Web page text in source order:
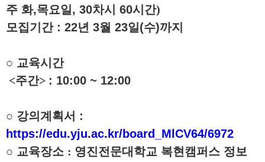
주 화,목요일, 30차시 60시간)
모집기간 : 22년 3월 23일(수)까지
○ 교육시간
<주간> : 10:00 ~ 12:00
○ 강의계획서 :
https://edu.yju.ac.kr/board_MlCV64/6972
○ 교육장소 : 영진전문대학교 복현캠퍼스 정보